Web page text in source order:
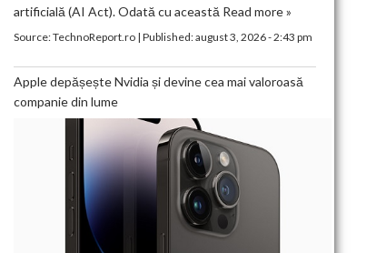
artificială (AI Act). Odată cu această Read more »
Source:TechnoReport.ro| Published:august 3, 2026 - 2:43 pm
Apple depășește Nvidia și devine cea mai valoroasă
companie din lume